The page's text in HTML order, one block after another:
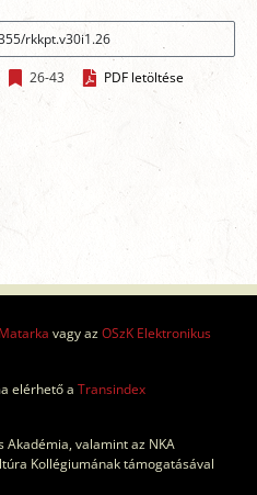
26-43 PDF letöltése
Matarka vagy azOSzK Elektronikus
elérhető a Transindex
Akadémia, valamint az NKA
Kollégiumának támogatásával